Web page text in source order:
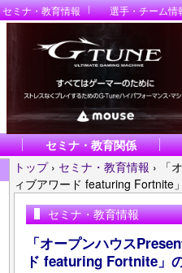
セミナ・教育情報 選手・チーム情
セミナ・教育関係
トップ › セミナ・教育情報 ›
「
ィブアワード featuring Fortnite
セミナ・教育情報
「オープンハウス
ド featuring Fortnite」